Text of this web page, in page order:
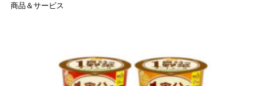
商品＆サービス